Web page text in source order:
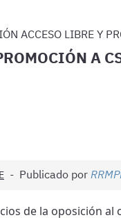
ACCESO LIBRE Y
A
Publicado por
de la oposición